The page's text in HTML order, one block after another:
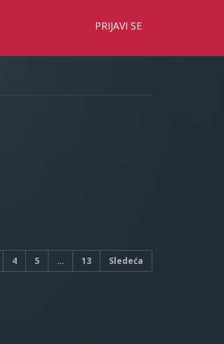
PRIJAVI SE
4 5 … 13 Sledeća